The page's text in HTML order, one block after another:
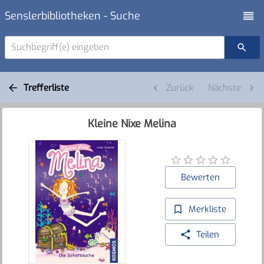
Senslerbibliotheken - Suche
Suchbegriff(e) eingeben
Trefferliste Zurück Nächste
Kleine Nixe Melina
Bewerten
Merkliste
Teilen